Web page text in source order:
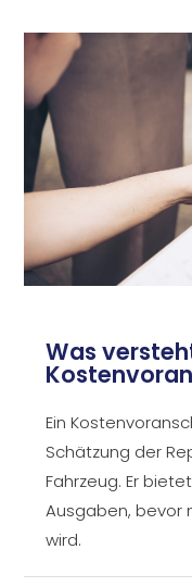
Was
Ein
Schätzung der
Fahrzeug. Er
Ausgaben, bevor
wird.